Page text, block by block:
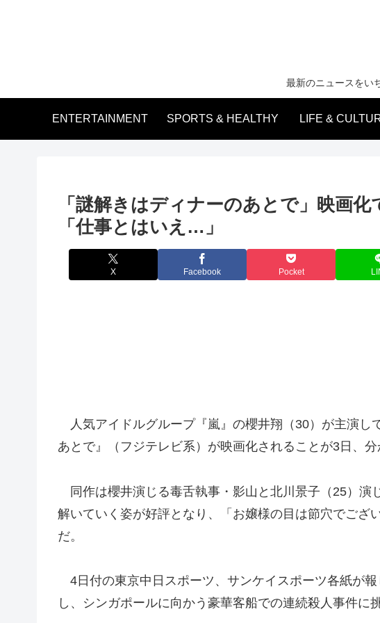
最新のニュースをい
ENTERTAINMENT SPORTS & HEALTHY LIFE &
「謎解きはディナーのあとで」映画
「仕事とはいえ…」
X Facebook Pocket
人気アイドルグループ『嵐』の櫻井翔（30）が主演し
あとで』（フジテレビ系）が映画化されることが3日、分
同作は櫻井演じる毒舌執事・影山と北川景子（25）演
解いていく姿が好評となり、「お嬢様の目は節穴でござ
だ。
4日付の東京中日スポーツ、サンケイスポーツ各紙が
し、シンガポールに向かう豪華客船での連続殺人事件に